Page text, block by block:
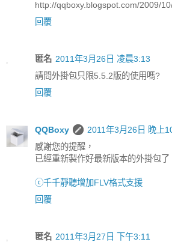
http://qqboxy.blogspot.com/2009/
回覆
匿名 2011年3月26日 凌晨3:13
請問外掛包只限5.5.2版的使用嗎?
回覆
QQBoxy
2011年3月26日 晚上
感謝您的提醒，
已經重新製作好最新版本的外掛包了
ⓒ千千靜聽增加FLV格式支援
回覆
匿名 2011年3月27日 下午3:11